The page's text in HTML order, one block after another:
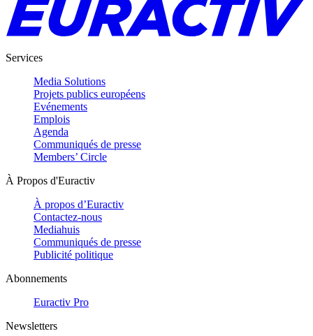
Services
Media Solutions
Projets publics européens
Evénements
Emplois
Agenda
Communiqués de presse
Members’ Circle
À Propos d'Euractiv
À propos d’Euractiv
Contactez-nous
Mediahuis
Communiqués de presse
Publicité politique
Abonnements
Euractiv Pro
Newsletters